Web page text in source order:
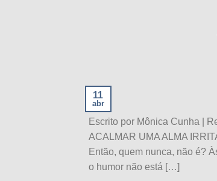
11
abr
Escrito por Mônica Cunha |
ACALMAR UMA ALMA
Então, quem nunca, não é?
o humor não está […]